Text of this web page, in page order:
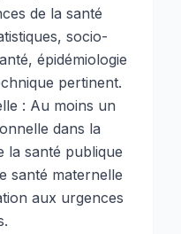
de la santé
socio-
épidémiologie
pertinent.
: Au moins un
dans la
la santé publique
santé maternelle
aux urgences